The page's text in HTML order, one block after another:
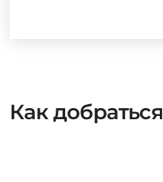
Как добраться